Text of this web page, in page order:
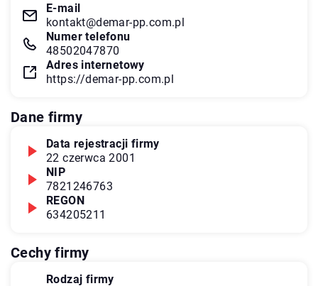
E-mail
kontakt@demar-pp.com.pl
Numer telefonu
48502047870
Adres internetowy
https://demar-pp.com.pl
Dane firmy
Data rejestracji firmy
22 czerwca 2001
NIP
7821246763
REGON
634205211
Cechy firmy
Rodzaj firmy